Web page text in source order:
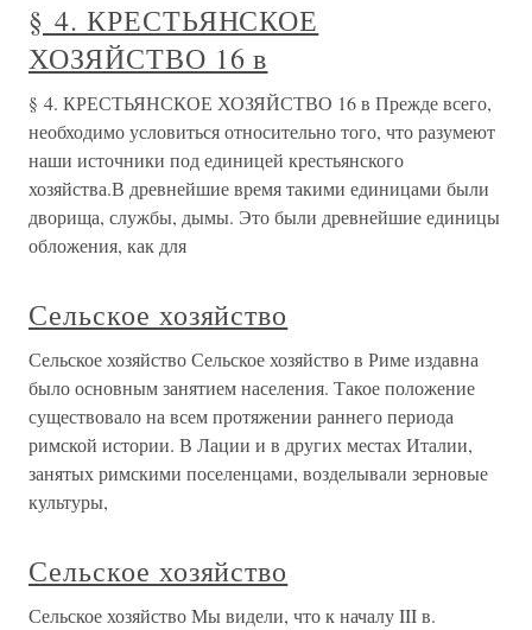
§ 4. КРЕСТЬЯНСКОЕ
ХОЗЯЙСТВО 16 в
§ 4. КРЕСТЬЯНСКОЕ ХОЗЯЙСТВО 16 в Прежде всего,
необходимо условиться относительно того, что разумеют
наши источники под единицей крестьянского
хозяйства.В древнейшие время такими единицами были
дворища, службы, дымы. Это были древнейшие единицы
обложения, как для
Сельское хозяйство
Сельское хозяйство Сельское хозяйство в Риме издавна
было основным занятием населе­ния. Такое положение
существовало на всем протяжении раннего периода
римской истории. В Лации и в других местах Италии,
занятых римскими поселенцами, возделывали зерновые
культуры,
Сельское хозяйство
Сельское хозяйство Мы видели, что к началу III в.